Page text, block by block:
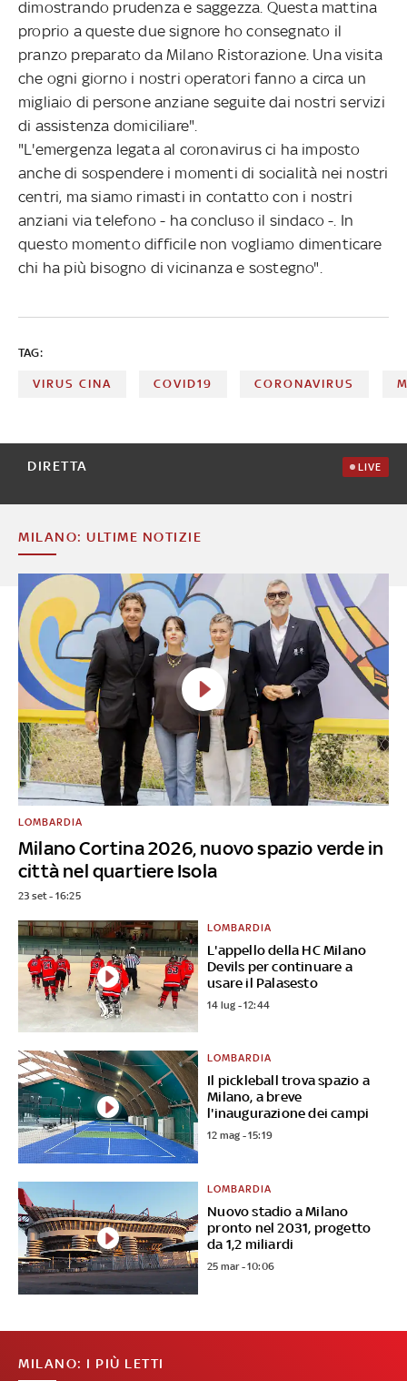
dimostrando prudenza e saggezza. Questa mattina
proprio a queste due signore ho consegnato il
pranzo preparato da Milano Ristorazione. Una visita
che ogni giorno i nostri operatori fanno a circa un
migliaio di persone anziane seguite dai nostri servizi
di assistenza domiciliare".
"L'emergenza legata al coronavirus ci ha imposto
anche di sospendere i momenti di socialità nei nostri
centri, ma siamo rimasti in contatto con i nostri
anziani via telefono - ha concluso il sindaco -. In
questo momento difficile non vogliamo dimenticare
chi ha più bisogno di vicinanza e sostegno".
TAG:
VIRUS CINA COVID19 CORONAVIRUS
DIRETTA LIVE
MILANO: ULTIME NOTIZIE
Milano Cortina 2026, nuovo spazio verde in
città nel quartiere Isola
LOMBARDIA
23 set - 16:25
L'appello della HC Milano
Devils per continuare a
usare il Palasesto
LOMBARDIA
14 lug - 12:44
Il pickleball trova spazio a
Milano, a breve
l'inaugurazione dei campi
LOMBARDIA
12 mag - 15:19
Nuovo stadio a Milano
pronto nel 2031, progetto
da 1,2 miliardi
LOMBARDIA
25 mar - 10:06
MILANO: I PIÙ LETTI